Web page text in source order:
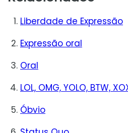
Liberdade de Expressão
Expressão oral
Oral
LOL, OMG, YOLO, BTW,
Óbvio